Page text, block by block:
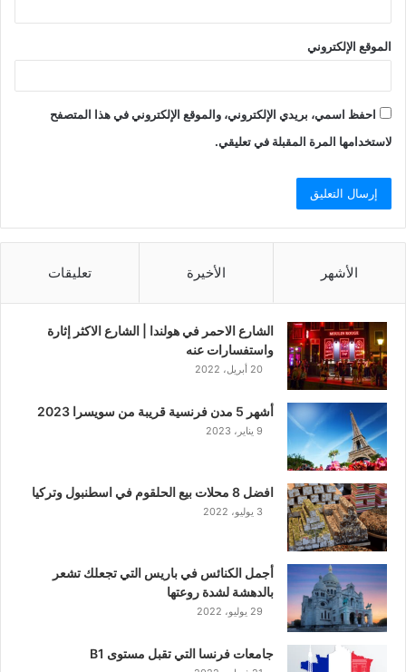
الموقع الإلكتروني
احفظ اسمي، بريدي الإلكتروني، والموقع الإلكتروني في هذا المتصفح
لاستخدامها المرة المقبلة في تعليقي.
الأشهر الأخيرة تعليقات
الشارع الاحمر في هولندا | الشارع الاكثر إثارة
واستفسارات عنه
20 أبريل، 2022
أشهر 5 مدن فرنسية قريبة من سويسرا 2023
9 يناير، 2023
افضل 8 محلات بيع الحلقوم في اسطنبول وتركيا
3 يوليو، 2022
أجمل الكنائس في باريس التي تجعلك تشعر
بالدهشة لشدة روعتها
29 يوليو، 2022
جامعات فرنسا التي تقبل مستوى B1